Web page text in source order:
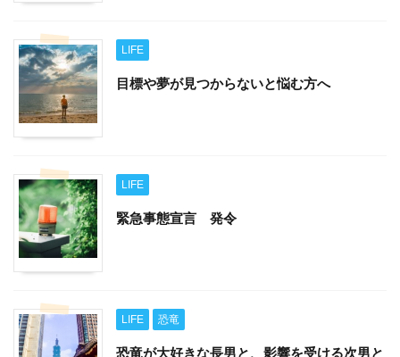
LIFE
目標や夢が見つからないと悩む方へ
LIFE
緊急事態宣言 発令
LIFE 恐竜
恐竜が大好きな長男と、影響を受ける次男と